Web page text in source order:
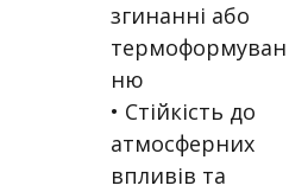
згинанні або
термоформуван
ню
• Стійкість до
атмосферних
впливів та